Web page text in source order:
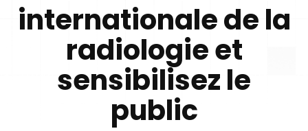
internationale de la
radiologie et
sensibilisez le
public